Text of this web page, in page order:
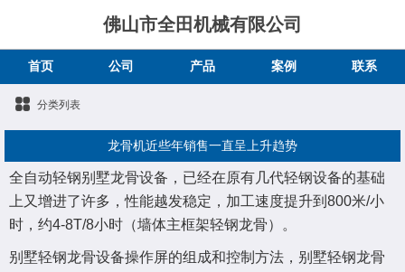
佛山市全田机械有限公司
首页 公司 产品 案例 联系
分类列表
龙骨机近些年销售一直呈上升趋势
全自动轻钢别墅龙骨设备，已经在原有几代轻钢设备的基础
上又增进了许多，性能越发稳定，加工速度提升到800米/小
时，约4-8T/8小时（墙体主框架轻钢龙骨）。
别墅轻钢龙骨设备操作屏的组成和控制方法，别墅轻钢龙骨